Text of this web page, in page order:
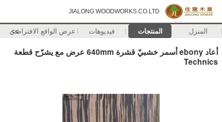
JIALONG WOODWORKS CO.LTD
المنزل المنتجات فيديوهات عرض الواقع الافتراضي
>>
أعاد ebony أسمر خشبيّ قشرة 640mm عرض مع يشرّح قطعة
Technics